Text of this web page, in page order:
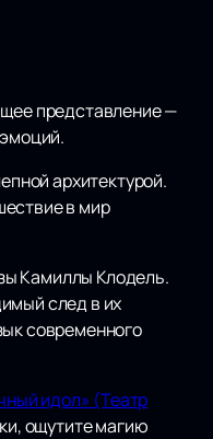
представление —
архитектурой.
в мир
Камиллы Клодель.
след в их
современного
идол» (Театр
ощутите магию